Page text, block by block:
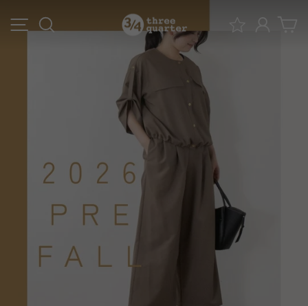
キ
メニュー
3/4
ス
リ
ー
ク
ォ
ー
タ
ー
オ
ン
ログイ